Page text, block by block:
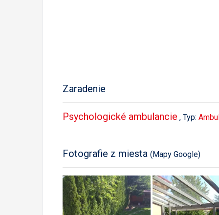
Zaradenie
Psychologické ambulancie , Typ:
Fotografie z miesta (Mapy Google)